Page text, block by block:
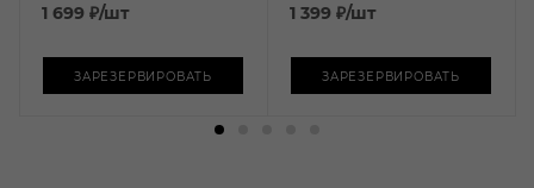
1 699 ₽/шт
ЗАРЕЗЕРВИРОВАТЬ
1 399 ₽/шт
ЗАРЕЗЕРВИРОВАТЬ